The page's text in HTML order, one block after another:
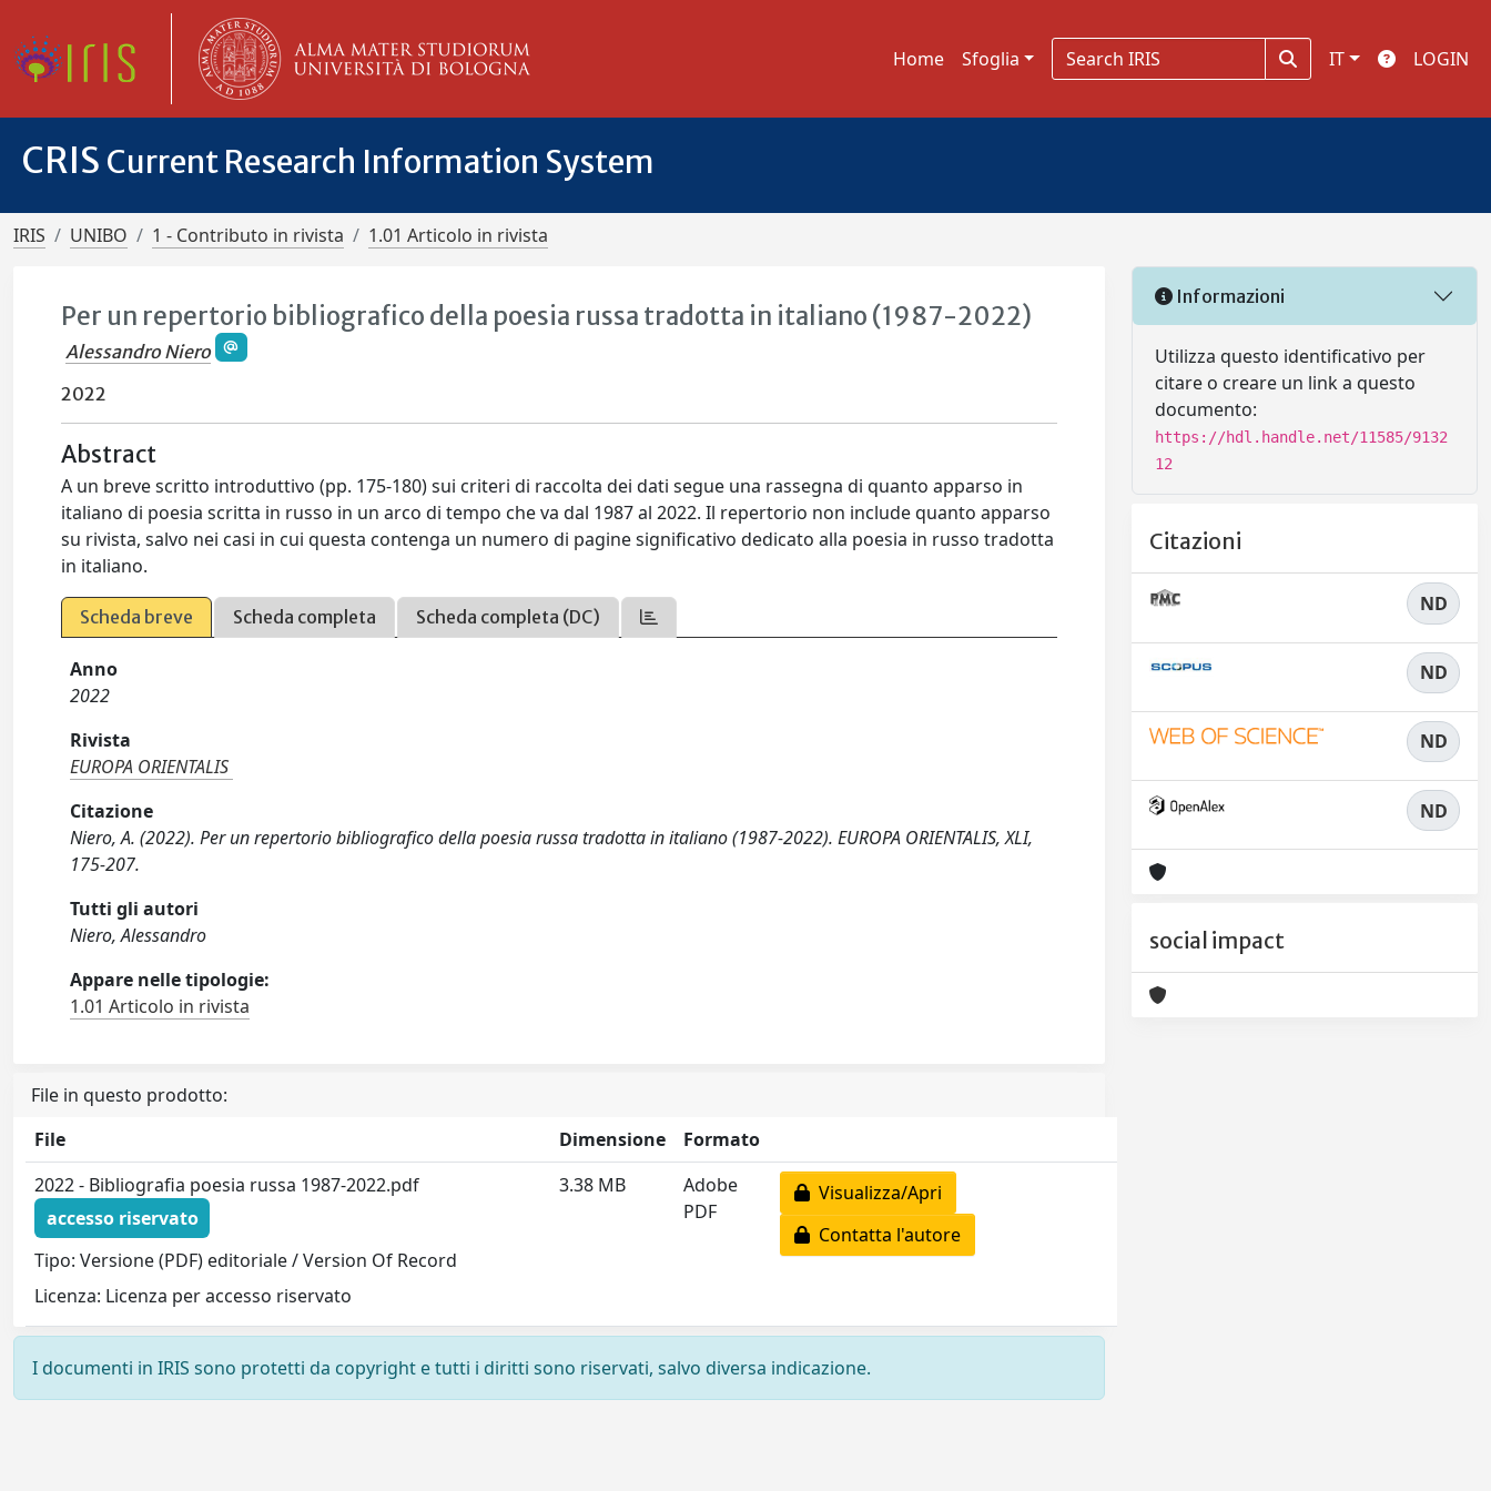
Home Sfoglia IT LOGIN
CRIS Current Research Information System
IRIS UNIBO 1 - Contributo in rivista 1.01 Articolo in rivista
Per un repertorio bibliografico della poesia russa tradotta in italiano (1987-2022)
Alessandro Niero
2022
Abstract
A un breve scritto introduttivo (pp. 175-180) sui criteri di raccolta dei dati segue una rassegna di quanto apparso in
italiano di poesia scritta in russo in un arco di tempo che va dal 1987 al 2022. Il repertorio non include quanto apparso
su rivista, salvo nei casi in cui questa contenga un numero di pagine significativo dedicato alla poesia in russo tradotta
in italiano.
Scheda breve Scheda completa Scheda completa (DC)
Anno
2022
Rivista
EUROPA ORIENTALIS
Citazione
Niero, A. (2022). Per un repertorio bibliografico della poesia russa tradotta in italiano (1987-2022). EUROPA ORIENTALIS, XLI,
175-207.
Tutti gli autori
Niero, Alessandro
Appare nelle tipologie:
1.01 Articolo in rivista
File in questo prodotto:
File
Dimensione
Formato
2022 - Bibliografia poesia russa 1987-2022.pdf
accesso riservato
Tipo: Versione (PDF) editoriale / Version Of Record
Licenza: Licenza per accesso riservato
3.38 MB
Adobe
PDF
Visualizza/Apri
Contatta l'autore
I documenti in IRIS sono protetti da copyright e tutti i diritti sono riservati, salvo diversa indicazione.
Informazioni
Utilizza questo identificativo per
citare o creare un link a questo
documento:
https://hdl.handle.net/11585/9132
12
Citazioni
ND
ND
ND
ND
social impact